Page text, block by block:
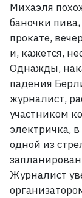
Михаэля
баночки
прокате,
и, кажется,
Однажды,
падения
журналист,
участником
электричка,
одной из
Журналист